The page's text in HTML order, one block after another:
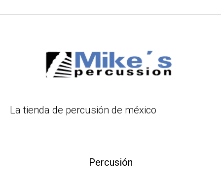
La tienda de percusión de méxico
Percusión